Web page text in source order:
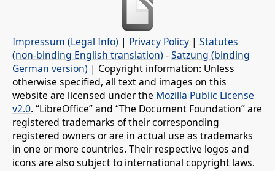
Impressum (Legal Info) | Privacy Policy | Statutes
(non-binding English translation) -Satzung (binding
German version) | Copyright information: Unless
otherwise specified, all text and images on this
website are licensed under the Mozilla Public License
v2.0. “LibreOffice” and “The Document Foundation” are
registered trademarks of their corresponding
registered owners or are in actual use as trademarks
in one or more countries. Their respective logos and
icons are also subject to international copyright laws.